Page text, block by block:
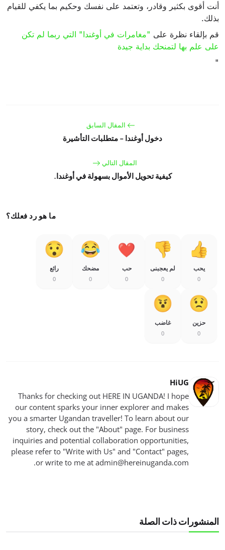
أنت أقوى بكثير وقادر، وتعتمد على نفسك وحكيم بما يكفي للقيام
بذلك.
قم بإلقاء نظرة على "مغامرات في أوغندا" التي ربما لم تكن
على علم بها لتمنحك بداية جيدة
"
المقال السابق
دخول أوغندا - متطلبات التأشيرة
المقال التالي
كيفية تحويل الأموال بسهولة في أوغندا.
ما هو رد فعلك؟
يحب
0
لم يعجبنى
0
حب
0
مضحك
0
رائع
0
حزين
0
غاضب
0
HiUG
Thanks for checking out HERE IN UGANDA! I hope
our content sparks your inner explorer and makes
you a smarter Ugandan traveller! To learn about our
story, check out the "About" page. For business
inquiries and potential collaboration opportunities,
please refer to "Write with Us" and "Contact" pages,
or write to me at admin@hereinuganda.com
.
المنشورات ذات الصلة